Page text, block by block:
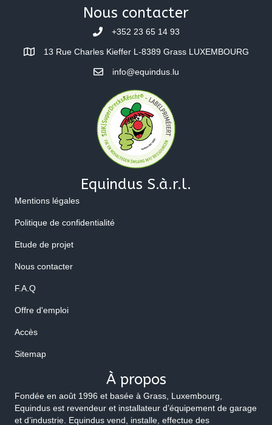
Nous contacter
+352 23 65 14 93
13 Rue Charles Kieffer L-8389 Grass LUXEMBOURG
info@equindus.lu
Equindus S.à.r.l.
Mentions légales
Politique de confidentialité
Etude de projet
Nous contacter
F.A.Q
Offre d'emploi
Accès
Sitemap
À propos
Fondée en août 1996 et basée à Grass, Luxembourg,
Equindus est revendeur et installateur d’équipement de garage
et d’industrie. Equindus vend, installe, effectue des